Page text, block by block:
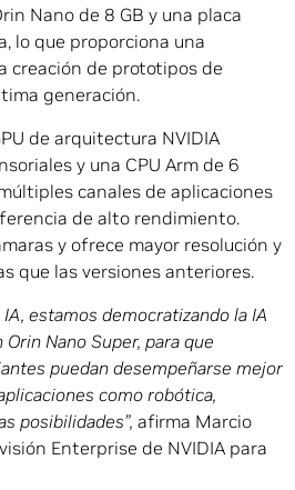
Nano de 8 GB y una placa
lo que proporciona una
creación de prototipos de
generación.
de arquitectura NVIDIA
y una CPU Arm de 6
canales de aplicaciones
de alto rendimiento.
y ofrece mayor resolución y
que las versiones anteriores.
estamos democratizando la IA
Nano Super, para que
puedan desempeñarse mejor
como robótica,
posibilidades”, afirma Marcio
Enterprise de NVIDIA para